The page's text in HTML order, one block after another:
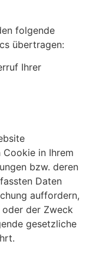
folgende
übertragen:
Ihrer
in Ihrem
bzw. deren
Daten
auffordern,
der Zweck
gesetzliche